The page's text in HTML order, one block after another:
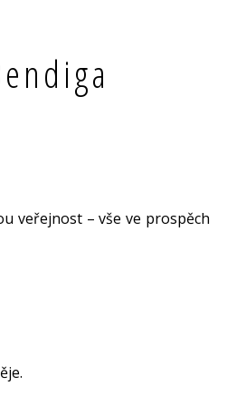
veřejnost – vše ve prospěch